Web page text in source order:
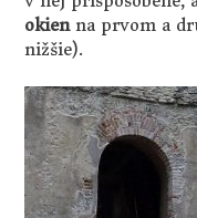
okienna prvom a
nižšie).